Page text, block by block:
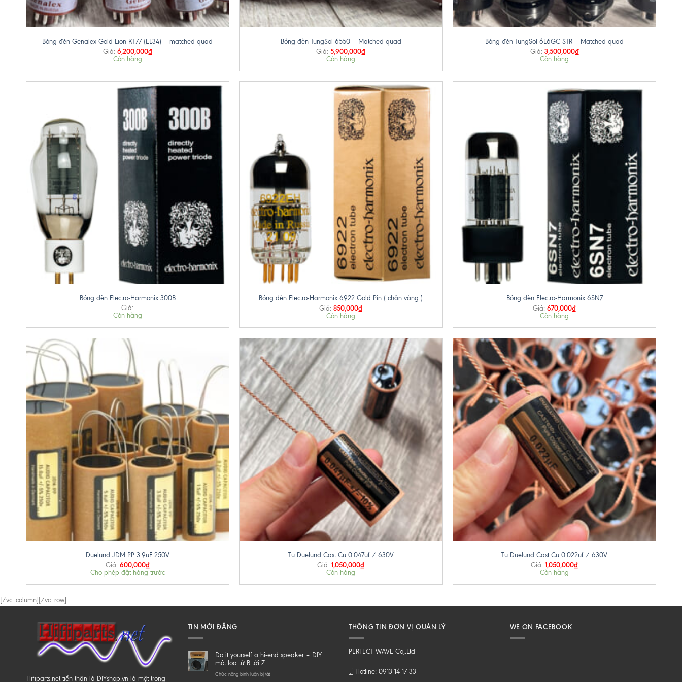
+
Bóng đèn Genalex Gold Lion KT77 (EL34) – matched quad
Giá: 6,200,000₫
Còn hàng
Bóng đèn TungSol 6550 – Matched quad
Giá: 5,900,000₫
Còn hàng
Bóng đèn TungSol 6L6GC STR – Matched quad
Giá: 3,500,000₫
Còn hàng
Bóng đèn Electro-Harmonix 300B
Giá:
Còn hàng
Bóng đèn Electro-Harmonix 6922 Gold Pin ( chân vàng )
Giá: 850,000₫
Còn hàng
Bóng đèn Electro-Harmonix 6SN7
Giá: 670,000₫
Còn hàng
Duelund JDM PP 3.9uF 250V
Giá: 600,000₫
Cho phép đặt hàng trước
Tụ Duelund Cast Cu 0.047uf / 630V
Giá: 1,050,000₫
Còn hàng
Tụ Duelund Cast Cu 0.022uf / 630V
Giá: 1,050,000₫
Còn hàng
[/vc_column][/vc_row]
Hifiparts.net tiền thân là DIYshop.vn là một trong
TIN MỚI ĐĂNG
Do it yourself a hi-end speaker – DIY
một loa từ B tới Z
Chức năng bình luận bị tắtở
THÔNG TIN ĐƠN VỊ QUẢN LÝ
PERFECT WAVE Co,.Ltd
Hotline: 0913 14 17 33
WE ON FACEBOOK